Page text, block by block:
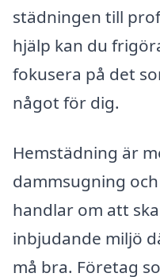
städningen till
hjälp kan du
fokusera på det
något för dig.
Hemstädning är
dammsugning
handlar om att
inbjudande miljö
må bra. Företag